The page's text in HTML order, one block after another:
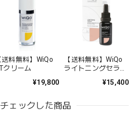
送料無料】WiQo
クリーム
¥19,800
【送料無料】WiQo
ライトニングセラム
¥15,400
ェックした商品